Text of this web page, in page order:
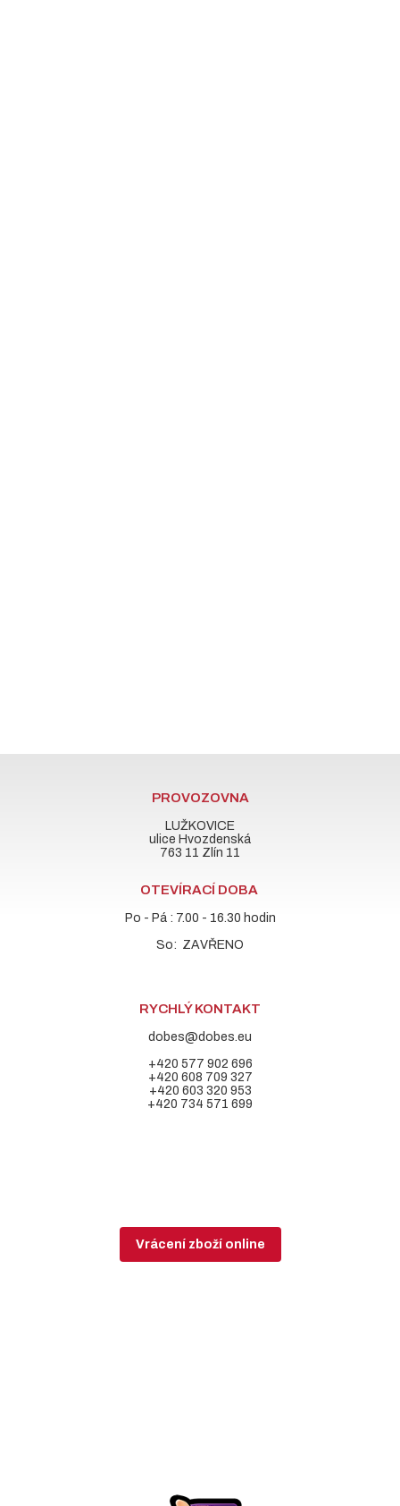
PROVOZOVNA
LUŽKOVICE
ulice Hvozdenská
763 11 Zlín 11
OTEVÍRACÍ DOBA
Po - Pá : 7.00 - 16.30 hodin
So: ZAVŘENO
RYCHLÝ KONTAKT
dobes@dobes.eu
+420 577 902 696
+420 608 709 327
+420 603 320 953
+420 734 571 699
Vrácení zboží online